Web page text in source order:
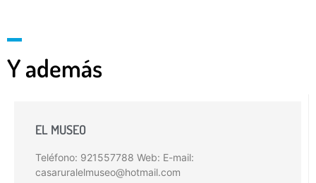
Y además
EL MUSEO
Teléfono: 921557788 Web: E-mail:
casaruralelmuseo@hotmail.com